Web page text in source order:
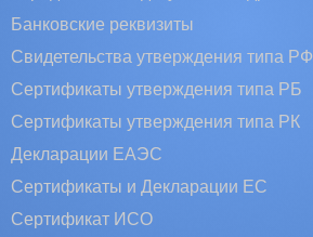
Банковские реквизиты
Свидетельства утверждения типа РФ
Сертификаты утверждения типа РБ
Сертификаты утверждения типа РК
Декларации ЕАЭС
Сертификаты и Декларации EC
Сертификат ИСО